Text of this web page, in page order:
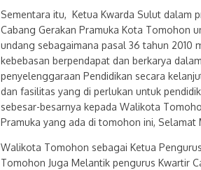
Sementara itu, Ketua Kwarda Sulut dalam
Cabang Gerakan Pramuka Kota Tomohon
undang sebagaimana pasal 36 tahun 2010
kebebasan berpendapat dan berkarya
penyelenggaraan Pendidikan secara
dan fasilitas yang di perlukan untuk
sebesar-besarnya kepada Walikota
Pramuka yang ada di tomohon ini, Selamat
Walikota Tomohon sebagai Ketua
Tomohon Juga Melantik pengurus Kwartir